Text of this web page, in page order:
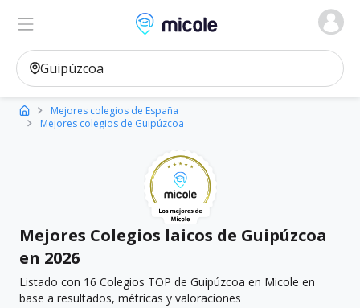
Micole, buscador de colegios
Ver en el mapa
Mejores colegios de España
Mejores colegios de Guipúzcoa
Mejores Colegios laicos de Guipúzcoa
en 2026
Listado con 16 Colegios TOP de Guipúzcoa en Micole en
base a resultados, métricas y valoraciones